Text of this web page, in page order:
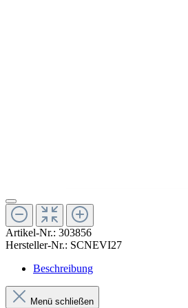
Artikel-Nr.: 303856
Hersteller-Nr.: SCNEVI27
Beschreibung
Menü schließen